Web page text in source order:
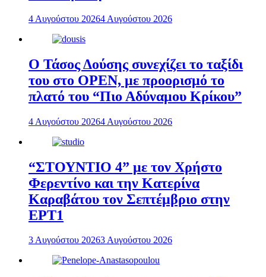
4 Αυγούστου 20264 Αυγούστου 2026
Ο Τάσος Δούσης συνεχίζει το ταξίδι
του στο OPEN, με προορισμό το
πλατό του “Πιο Αδύναμου Κρίκου”
4 Αυγούστου 20264 Αυγούστου 2026
“ΣΤΟΥΝΤΙΟ 4” με τον Χρήστο
Φερεντίνο και την Κατερίνα
Καραβάτου τον Σεπτέμβριο στην
ΕΡΤ1
3 Αυγούστου 20263 Αυγούστου 2026